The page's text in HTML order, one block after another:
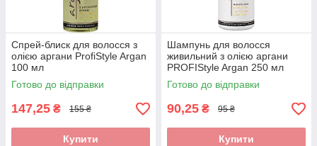
Спрей-блиск для волосся з
олією аргани ProfiStyle Argan
100 мл
Готово до відправки
147,25 ₴ 155 ₴
Купити
Шампунь для волосся
живильний з олією аргани
PROFIStyle Argan 250 мл
Готово до відправки
90,25 ₴ 95 ₴
Купити